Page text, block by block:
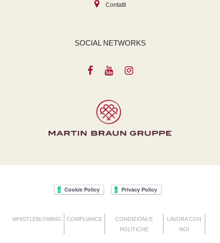
Contatti
SOCIAL NETWORKS
WHISTLEBLOWING COMPLIANCE
CONDIZIONI E
POLITICHE
LAVORA CON
NOI